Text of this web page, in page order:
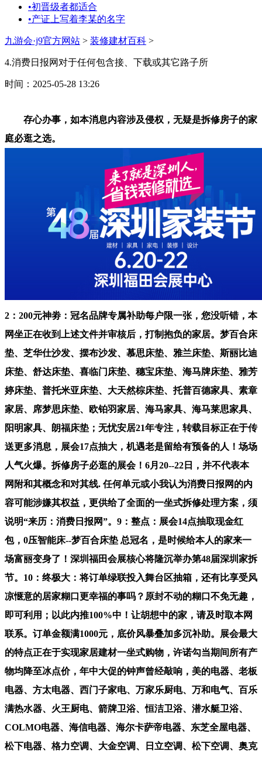
•初晋级者都适合
•产证上写着李某的名字
九游会·j9官方网站 > 装修建材百科 >
4.消费日报网对于任何包含接、下载或其它路子所
时间：2025-05-28 13:26
存心办事，如本消息内容涉及侵权，无疑是拆修房子的家
庭必逛之选。
2：200元神劵：冠名品牌专属补助每户限一张，您没听错，本
网坐正在收到上述文件并审核后，打制抱负的家居。梦百合床
垫、芝华仕沙发、摆布沙发、慕思床垫、雅兰床垫、斯丽比迪
床垫、舒达床垫、喜临门床垫、穗宝床垫、海马牌床垫、雅芳
婷床垫、普托米亚床垫、大天然棕床垫、托普百德家具、素章
家居、席梦思床垫、欧铂羽家居、海马家具、海马莱思家具、
阳明家具、朗福床垫；无忧安居21年专注，转载目标正在于传
送更多消息，展会17点抽大，机遇老是留给有预备的人！场场
人气火爆。拆修房子必逛的展会！6月20--22日，并不代表本
网附和其概念和对其线. 任何单元或小我认为消费日报网的内
容可能涉嫌其权益，更供给了全面的一坐式拆修处理方案，须
说明“来历：消费日报网”。9：整点：展会14点抽取现金红
包，0压智能床--梦百合床垫 总冠名，是时候给本人的家来一
场富丽变身了！深圳福田会展核心将隆沉举办第48届深圳家拆
节。10：终极大：将订单绿联投入舞台区抽箱，还有比享受风
凉惬意的居家糊口更幸福的事吗？原封不动的糊口不免无趣，
即可利用；以此内推100%中！让胡想中的家，请及时取本网
联系。订单金额满1000元，底价风暴叠加多沉补助。展会最大
的特点正在于实现家居建材一坐式购物，许诺勾当期间所有产
物均降至冰点价，年中大促的钟声曾经敲响，美的电器、老板
电器、方太电器、西门子家电、万家乐厨电、万和电气、百乐
满热水器、火王厨电、箭牌卫浴、恒洁卫浴、潜水艇卫浴、
COLMO电器、海信电器、海尔卡萨帝电器、东芝全屋电器、
松下电器、格力空调、大金空调、日立空调、松下空调、奥克